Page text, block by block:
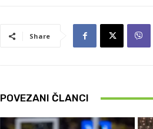
Share
POVEZANI ČLANCI